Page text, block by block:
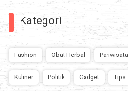
Kategori
Fashion Obat Herbal Pariwisata
Kuliner Politik Gadget Tips